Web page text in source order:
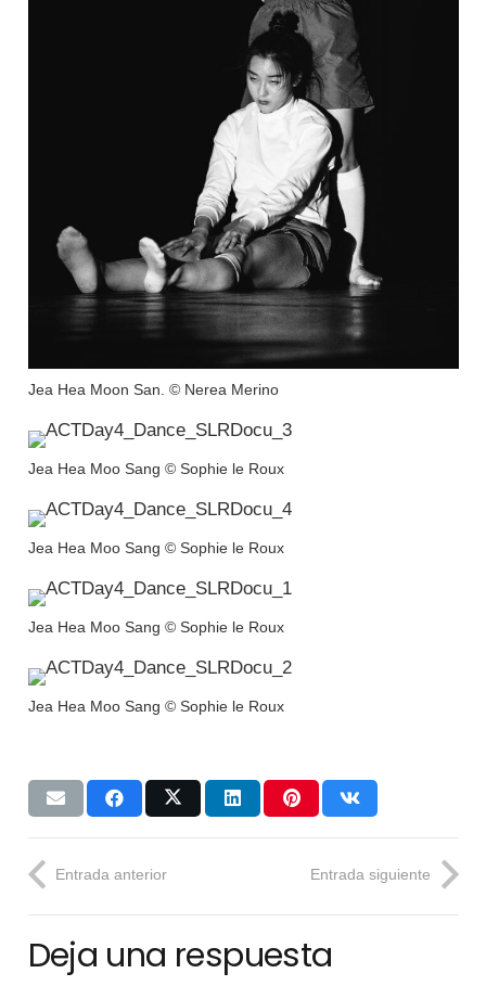
Jea Hea Moon San. © Nerea Merino
Jea Hea Moo Sang © Sophie le Roux
Jea Hea Moo Sang © Sophie le Roux
Jea Hea Moo Sang © Sophie le Roux
Jea Hea Moo Sang © Sophie le Roux
Entrada anterior Entrada siguiente
Deja una respuesta